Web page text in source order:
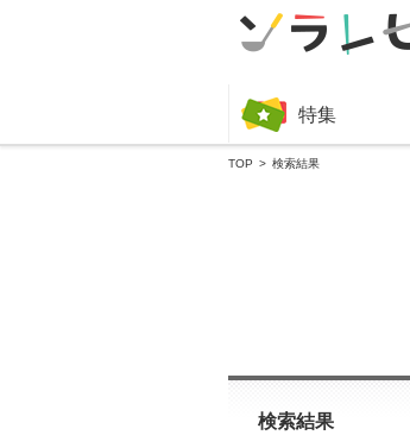
特集
TOP 検索結果
検索結果